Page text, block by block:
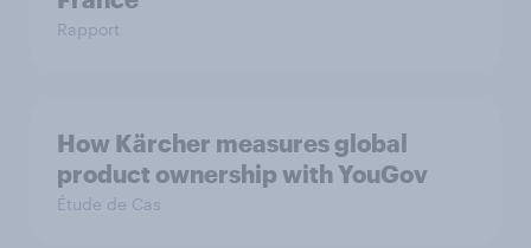
Rapport
How Kärcher measures global
product ownership with YouGov
Étude de Cas